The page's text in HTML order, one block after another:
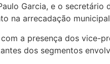
Garcia, e o secretário
na arrecadação
a presença dos vice-
dos segmentos